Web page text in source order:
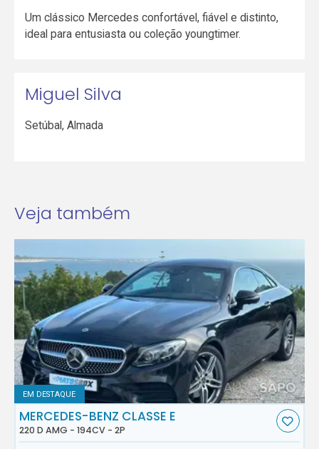
Um clássico Mercedes confortável, fiável e distinto,
ideal para entusiasta ou coleção youngtimer.
Miguel Silva
Setúbal,Almada
Veja também
EM DESTAQUE
MERCEDES-BENZ CLASSE E
220 D AMG - 194CV - 2P